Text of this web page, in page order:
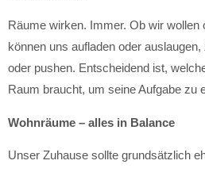
Räume wirken. Immer. Ob wir wollen
können uns aufladen oder auslaugen,
oder pushen. Entscheidend ist,
Raum braucht, um seine Aufgabe zu
Wohnräume – alles in Balance
Unser Zuhause sollte grundsätzlich